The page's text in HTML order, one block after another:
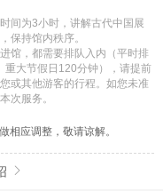
间为3小时，讲解古代中国展
保持馆内秩序。
馆，都需要排队入内（平时排
重大节假日120分钟），请提前
或其他游客的行程。如您未准
次服务。
相应调整，敬请谅解。
